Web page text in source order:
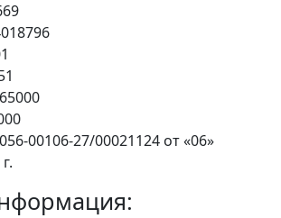
00106-27/00021124 от «06»